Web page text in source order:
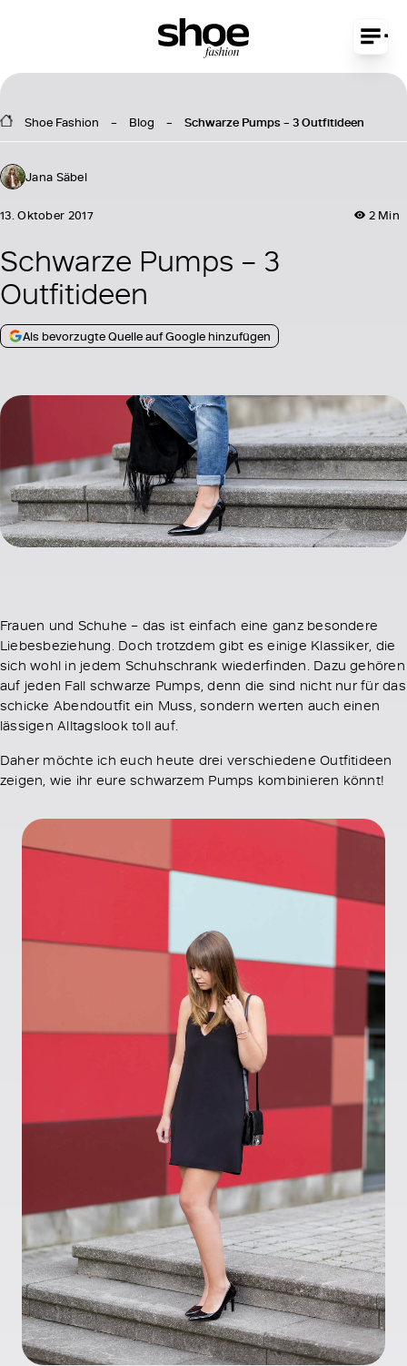
Shoe Fashion Blog Schwarze Pumps – 3 Outfitideen
Jana Säbel
2 Min
13. Oktober 2017
Schwarze Pumps – 3
Outfitideen
Als bevorzugte Quelle auf Google hinzufügen
Frauen und Schuhe – das ist einfach eine ganz besondere
Liebesbeziehung. Doch trotzdem gibt es einige Klassiker, die
sich wohl in jedem Schuhschrank wiederfinden. Dazu gehören
auf jeden Fall schwarze Pumps, denn die sind nicht nur für das
schicke Abendoutfit ein Muss, sondern werten auch einen
lässigen Alltagslook toll auf.
Daher möchte ich euch heute drei verschiedene Outfitideen
zeigen, wie ihr eure schwarzem Pumps kombinieren könnt!